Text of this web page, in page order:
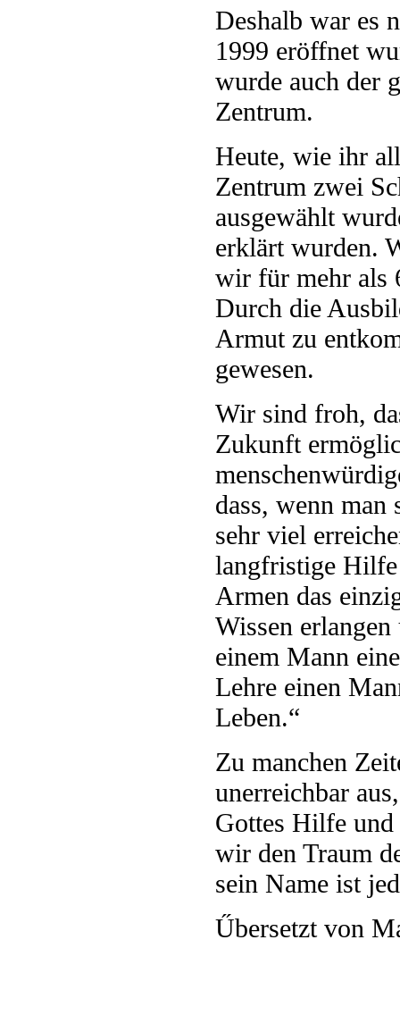
Deshalb war es
1999 eröffnet
wurde auch der
Zentrum.
Heute, wie ihr
Zentrum zwei
ausgewählt
erklärt wurden.
wir für mehr als
Durch die
Armut zu
gewesen.
Wir sind froh,
Zukunft
dass, wenn man
sehr viel
langfristige
Armen das
Wissen
einem Mann
Lehre einen
Leben.“
Zu manchen
unerreichbar
Gottes Hilfe
wir den Traum
sein Name ist
Űbersetzt von